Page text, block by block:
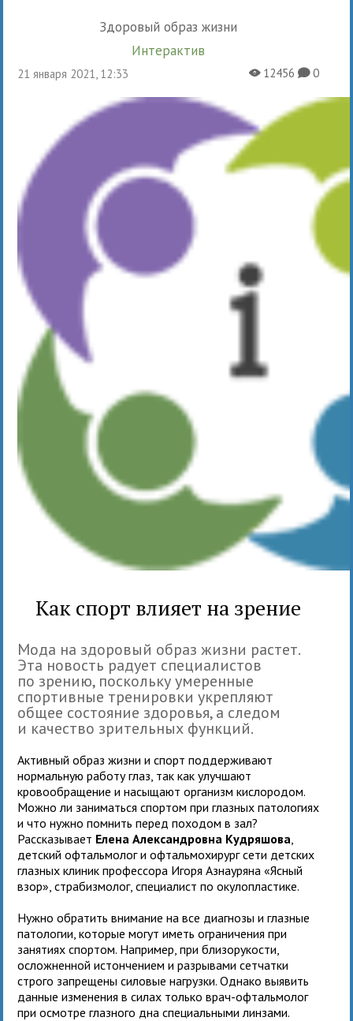
Здоровый образ жизни
Интерактив
21 января 2021, 12:33 X12456K0
Как спорт влияет на зрение
Мода на здоровый образ жизни растет.
Эта новость радует специалистов
по зрению, поскольку умеренные
спортивные тренировки укрепляют
общее состояние здоровья, а следом
и качество зрительных функций.
Активный образ жизни и спорт поддерживают
нормальную работу глаз, так как улучшают
кровообращение и насыщают организм кислородом.
Можно ли заниматься спортом при глазных патологиях
и что нужно помнить перед походом в зал?
Рассказывает Елена Александровна Кудряшова
детский офтальмолог и офтальмохирург сети детских
глазных клиник профессора Игоря Азнауряна «Ясный
взор», страбизмолог, специалист по окулопластике.
Нужно обратить внимание на все диагнозы и глазные
патологии, которые могут иметь ограничения при
занятиях спортом. Например, при близорукости,
осложненной истончением и разрывами сетчатки
строго запрещены силовые нагрузки. Однако выявить
данные изменения в силах только врач-офтальмолог
при осмотре глазного дна специальными линзами.